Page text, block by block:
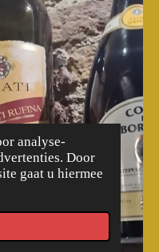
analyse-
Door
gaat u hiermee